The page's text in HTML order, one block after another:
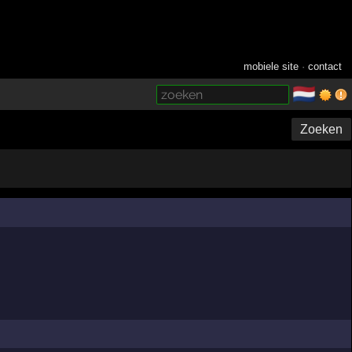
mobiele site ·contact
🇳🇱
Zoeken